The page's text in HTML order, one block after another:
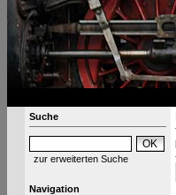
Suche
zur erweiterten Suche
Navigation